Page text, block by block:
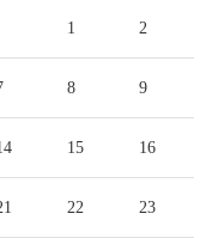
1 2
8 9
15 16
22 23